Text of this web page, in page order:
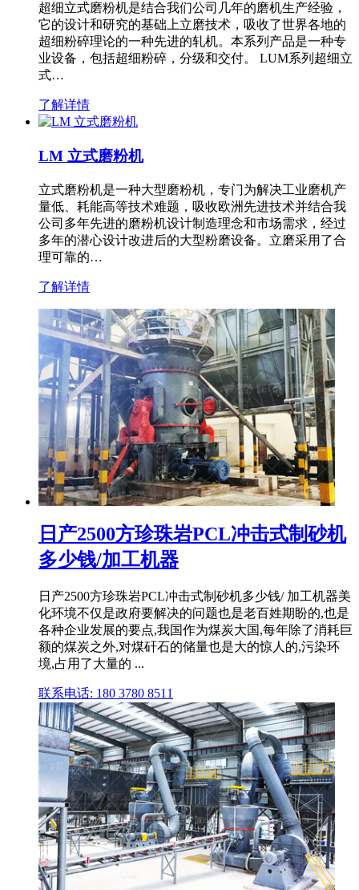
超细立式磨粉机是结合我们公司几年的磨机生产经验，
它的设计和研究的基础上立磨技术，吸收了世界各地的
超细粉碎理论的一种先进的轧机。本系列产品是一种专
业设备，包括超细粉碎，分级和交付。 LUM系列超细立
式…
了解详情
LM 立式磨粉机
立式磨粉机是一种大型磨粉机，专门为解决工业磨机产
量低、耗能高等技术难题，吸收欧洲先进技术并结合我
公司多年先进的磨粉机设计制造理念和市场需求，经过
多年的潜心设计改进后的大型粉磨设备。立磨采用了合
理可靠的…
了解详情
日产2500方珍珠岩PCL冲击式制砂机
多少钱/加工机器
日产2500方珍珠岩PCL冲击式制砂机多少钱/ 加工机器美
化环境不仅是政府要解决的问题也是老百姓期盼的,也是
各种企业发展的要点,我国作为煤炭大国,每年除了消耗巨
额的煤炭之外,对煤矸石的储量也是大的惊人的,污染环
境,占用了大量的 ...
联系电话: 180 3780 8511